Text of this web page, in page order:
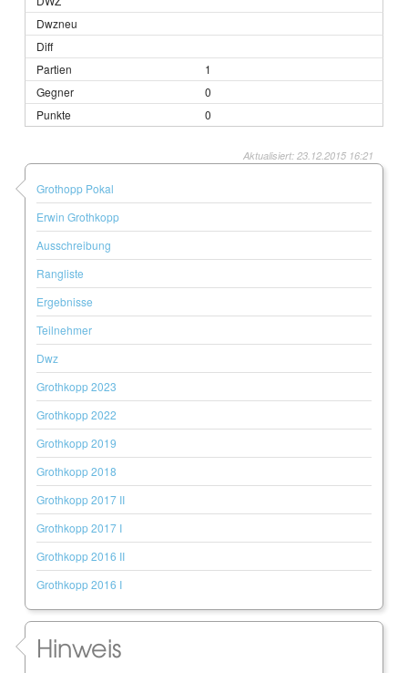
1
0
0
Aktualisiert: 23.12.2015 16:21
Grothopp Pokal
Erwin Grothkopp
Ausschreibung
Rangliste
Ergebnisse
Teilnehmer
Dwz
Grothkopp 2023
Grothkopp 2022
Grothkopp 2019
Grothkopp 2018
Grothkopp 2017 II
Grothkopp 2017 I
Grothkopp 2016 II
Grothkopp 2016 I
Hinweis